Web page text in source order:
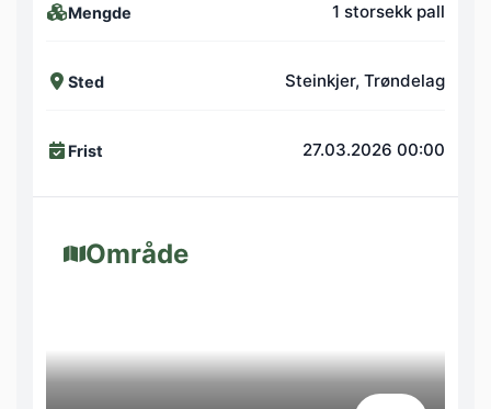
Mengde 1 storsekk pall
Sted Steinkjer, Trøndelag
Frist 27.03.2026 00:00
Område